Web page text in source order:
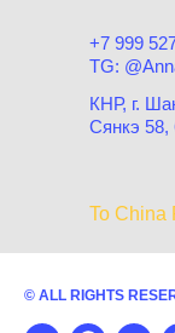
To China
КНР, г.
Сянкэ 58,
+7 999
TG:
© ALL RIGHTS